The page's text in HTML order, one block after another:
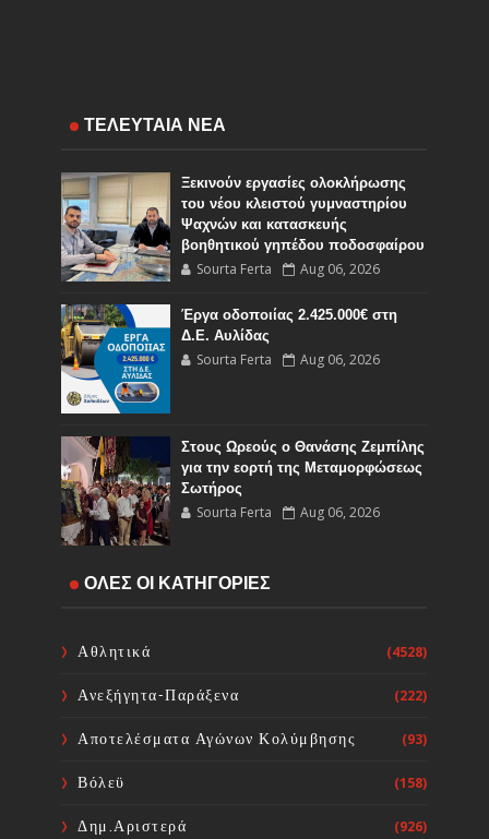
ΤΕΛΕΥΤΑΙΑ ΝΕΑ
Ξεκινούν εργασίες ολοκλήρωσης
του νέου κλειστού γυμναστηρίου
Ψαχνών και κατασκευής
βοηθητικού γηπέδου ποδοσφαίρου
Sourta Ferta Aug 06, 2026
Έργα οδοποιίας 2.425.000€ στη
Δ.Ε. Αυλίδας
Sourta Ferta Aug 06, 2026
Στους Ωρεούς ο Θανάσης Ζεμπίλης
για την εορτή της Μεταμορφώσεως
Σωτήρος
Sourta Ferta Aug 06, 2026
Έναρξη εργασιών του Υποέργου 1
Συλλόγων Χώρας: Άμεση
επίσπευση των διαδικασιών και
ΟΛΕΣ ΟΙ ΚΑΤΗΓΟΡΙΕΣ
Αθλητικά (4528)
Ανεξήγητα-Παράξενα (222)
Αποτελέσματα Αγώνων Κολύμβησης (93)
Βόλεϋ (158)
Δημ.Αριστερά (926)